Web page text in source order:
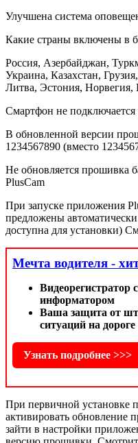
Улучшена система
Какие страны включены в
Россия, Азербайджан,
Украина, Казахстан,
Литва, Эстония,
Смартфон не подключается
В обновленной версии
1234567890 (вместо
Не обновляется прошивка
PlusCam
При запуске приложения
предложены
доступна для установки)
Мечта водителя -
Видеорегистратор
информатором
Ваша защита от
ситуаций на дороге
Узнать подробнее >>>
При первичной установке
активировать обновление
зайти в настройки